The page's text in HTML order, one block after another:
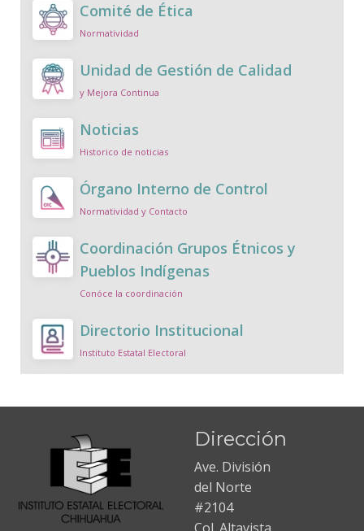
Comité de Ética
Normatividad
Unidad de Gestión de Calidad
y Mejora Continua
Noticias
Historico de noticias
Órgano Interno de Control
Normatividad y Contacto
Coordinación Grupos Étnicos y
Pueblos Indígenas
Conóce la coordinación
Directorio Institucional
Instituto Estatal Electoral
Dirección
Ave. División
del Norte
#2104